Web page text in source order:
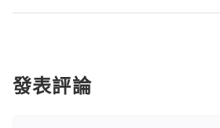
發表評論